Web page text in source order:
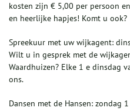
kosten zijn € 5,00 per persoon
en heerlijke hapjes! Komt u ook?
Spreekuur met uw wijkagent:
Wilt u in gesprek met de
Waardhuizen? Elke 1 e dinsdag
ons.
Dansen met de Hansen: zondag